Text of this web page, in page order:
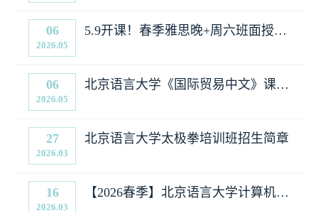
06
2026.05
5.9开课！春季雅思晚+周六班面授热
06
2026.05
北京语言大学《国际贸易中文》课程
27
2026.03
北京语言大学太极拳培训班招生简章
16
2026.03
【2026春季】北京语言大学计算机科